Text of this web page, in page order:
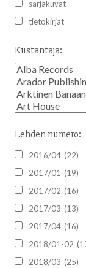
sarjakuvat
tietokirjat
Kustantaja:
Lehden numero:
2016/04 (22)
2017/01 (19)
2017/02 (16)
2017/03 (13)
2017/04 (16)
2018/01-02
2018/03 (25)